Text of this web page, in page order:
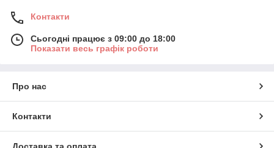
Контакти
Сьогодні працює з 09:00 до 18:00
Показати весь графік роботи
Про нас
Контакти